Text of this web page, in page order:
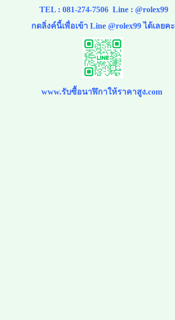
TEL :081-274-7506 Line : @rolex99
กดลิ่งค์นี้เพื่อเข้า Line @rolex99 ได้เลยคะ
www.รับซื้อนาฬิกาให้ราคาสูง.com